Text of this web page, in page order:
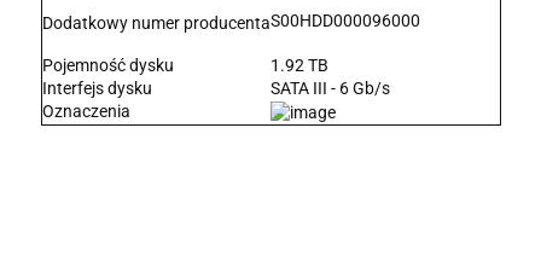
Dodatkowy numer producentaS00HDD000096000
Pojemność dysku
1.92 TB
Interfejs dysku
SATA III - 6 Gb/s
Oznaczenia